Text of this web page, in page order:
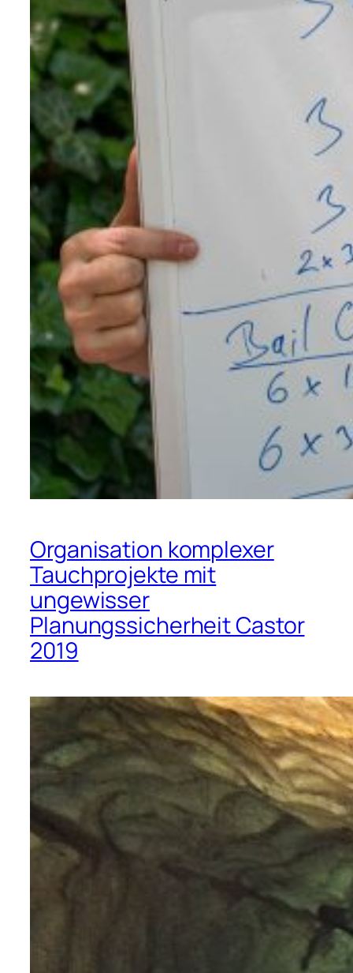
Organisation komplexer
Tauchprojekte mit
ungewisser
Planungssicherheit Castor
2019